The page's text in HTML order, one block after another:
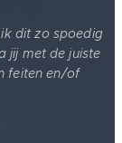
dit zo spoedig
jij met de juiste
feiten en/of